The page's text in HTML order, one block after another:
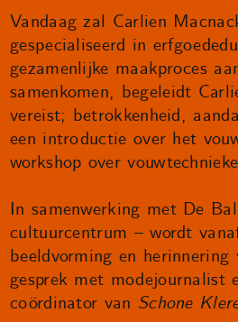
Vandaag zal Carlien
gespecialiseerd in
gezamenlijke maakproces
samenkomen, begeleidt
vereist; betrokkenheid,
een introductie over het
workshop over
In samenwerking met De
cultuurcentrum – wordt
beeldvorming en
gesprek met modejournalist
coördinator van Schone